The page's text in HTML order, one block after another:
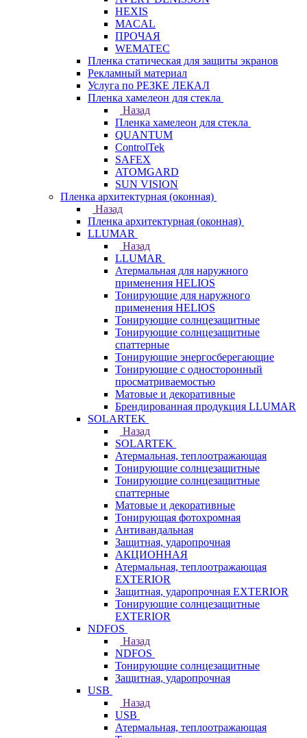
HEXIS
MACAL
ПРОЧАЯ
WEMATEC
Пленка статическая для защиты экранов
Рекламный материал
Услуга по РЕЗКЕ ЛЕКАЛ
Пленка хамелеон для стекла
Назад
Пленка хамелеон для стекла
QUANTUM
ControlTek
SAFEX
ATOMGARD
SUN VISION
Пленка архитектурная (оконная)
Назад
Пленка архитектурная (оконная)
LLUMAR
Назад
LLUMAR
Атермальная для наружного
применения HELIOS
Тонирующие для наружного
применения HELIOS
Тонирующие солнцезащитные
Тонирующие солнцезащитные
спаттерные
Тонирующие энергосберегающие
Тонирующие с односторонный
просматриваемостью
Матовые и декоративные
Брендированная продукция LLUMAR
SOLARTEK
Назад
SOLARTEK
Атермальная, теплоотражающая
Тонирующие солнцезащитные
Тонирующие солнцезащитные
спаттерные
Матовые и декоративные
Тонирующая фотохромная
Антивандальная
Защитная, ударопрочная
АКЦИОННАЯ
Атермальная, теплоотражающая
EXTERIOR
Защитная, ударопрочная EXTERIOR
Тонирующие солнцезащитные
EXTERIOR
NDFOS
Назад
NDFOS
Тонирующие солнцезащитные
Защитная, ударопрочная
USB
Назад
USB
Атермальная, теплоотражающая